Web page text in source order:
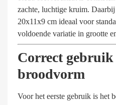
zachte, luchtige kruim.
20x11x9 cm ideaal voor
voldoende variatie in grootte
Correct gebruik
broodvorm
Voor het eerste gebruik is het